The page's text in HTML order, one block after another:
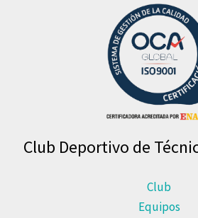
Club Deportivo de
Club
Equipos